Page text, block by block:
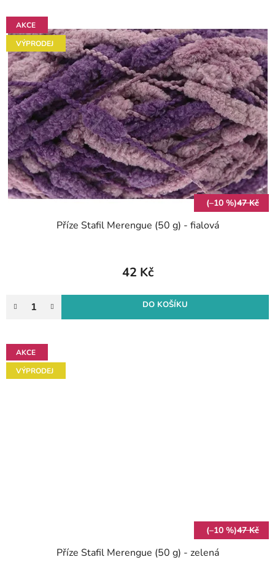
AKCE
VÝPRODEJ
(–10 %)47 Kč
Příze Stafil Merengue (50 g) - fialová
42 Kč
DO KOŠÍKU
AKCE
VÝPRODEJ
(–10 %)47 Kč
Příze Stafil Merengue (50 g) - zelená